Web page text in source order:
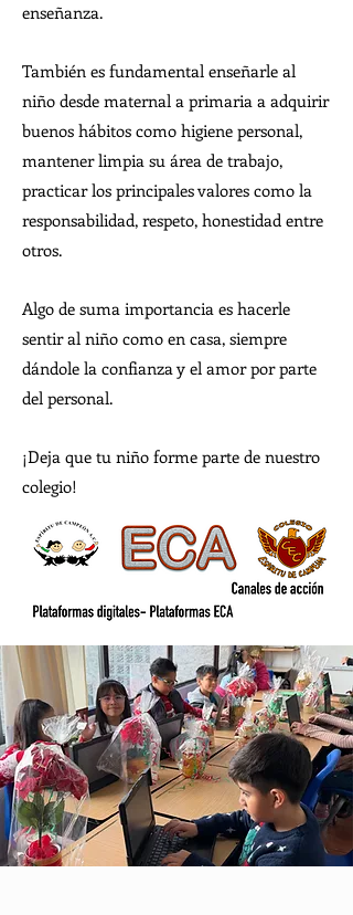
enseñanza.
También es fundamental enseñarle al
niño desde maternal a primaria a adquirir
buenos hábitos como higiene personal,
mantener limpia su área de trabajo,
practicar los principales valores como la
responsabilidad, respeto, honestidad entre
otros.
Algo de suma importancia es hacerle
sentir al niño como en casa, siempre
dándole la confianza y el amor por parte
del personal.
¡Deja que tu niño forme parte de nuestro
colegio!